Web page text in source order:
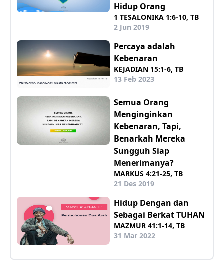
Hidup Orang
1 TESALONIKA 1:6-10, TB
2 Jun 2019
Percaya adalah
Kebenaran
KEJADIAN 15:1-6, TB
13 Feb 2023
Semua Orang
Menginginkan
Kebenaran, Tapi,
Benarkah Mereka
Sungguh Siap
Menerimanya?
MARKUS 4:21-25, TB
21 Des 2019
Hidup Dengan dan
Sebagai Berkat TUHAN
MAZMUR 41:1-14, TB
31 Mar 2022